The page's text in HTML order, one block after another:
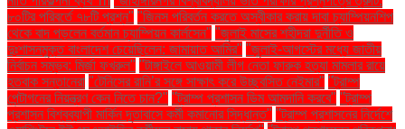
৮০টির পরিবর্তে ৭৮টি প্রশ্ন" "জিনস পরিবর্তন করতে অস্বীকার করায় দাবা চ্যাম্পিয়নশিপ
থেকে বাদ পড়লেন বর্তমান চ্যাম্পিয়ন কার্লসেন" "জুলাই মাসের শহীদরা দুর্নীতি ও
দুঃশাসনমুক্ত বাংলাদেশ চেয়েছিলেন: জামায়াত আমির" "জুলাই-আগস্টের মধ্যে জাতীয়
নির্বাচন সম্ভব: মির্জা ফখরুল" "টাঙ্গাইলে আওয়ামী লীগ নেতা ফারুক হত্যা মামলার রায়ে
হতবাক সন্তানেরা "টেনিসের রানি’র সঙ্গে সাক্ষাৎ করে উচ্ছ্বসিত নেইমার" "ট্রাম্প
পেন্টাগনের নিয়ন্ত্রণ কেন নিতে চান?" "ট্রাম্প প্রশাসন ডিম আমদানি করবে" "ট্রাম্প
প্রশাসন বিশ্বব্যাপী মার্কিন দূতাবাসে কর্মী কমানোর সিদ্ধান্ত" "ট্রাম্প প্রশাসনের নির্দেশে